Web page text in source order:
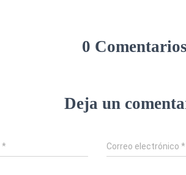
0 Comentarios
Deja un
* Correo electrónico*